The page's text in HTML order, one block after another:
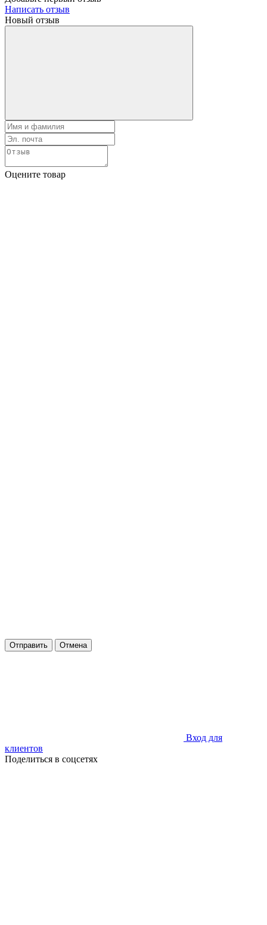
Написать отзыв
Новый отзыв
Оцените товар
Отправить Отмена
Вход для
клиентов
Поделиться в соцсетях